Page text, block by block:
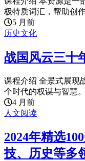
极特质词汇，帮助创
5 月前
历史文化
战国风云三十
课程介绍 全景式展现
个时代的权谋与智慧
4 月前
人文阅读
2024年精选
技、历史等多